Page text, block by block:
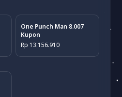
One Punch Man 8.007
Kupon
Rp 13.156.910